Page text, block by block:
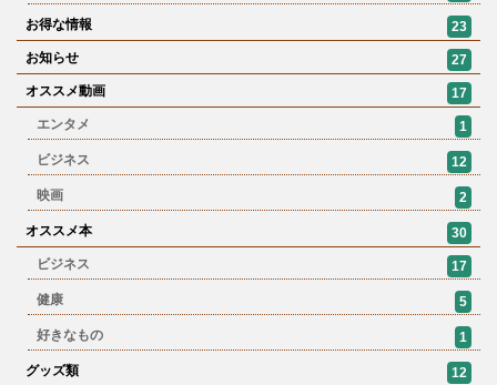
お得な情報
23
お知らせ
27
オススメ動画
17
エンタメ
1
ビジネス 12
映画 2
オススメ本
30
ビジネス
17
健康 5
好きなもの 1
グッズ類
12